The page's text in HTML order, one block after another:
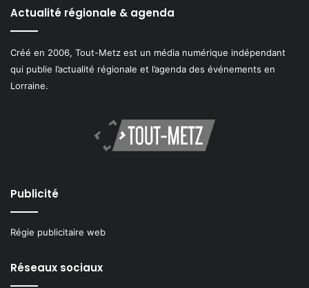
Actualité régionale & agenda
Créé en 2006, Tout-Metz est un média numérique indépendant
qui publie l’actualité régionale et l’agenda des événements en
Lorraine.
Publicité
Régie publicitaire web
Réseaux sociaux